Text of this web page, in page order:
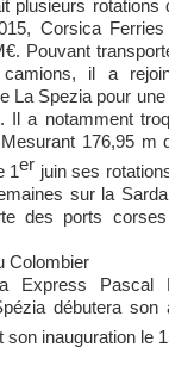
plusieurs rotations
Corsica
Pouvant
il a
La Spezia pour
Il a notamment
176,95 m
1er juin ses
sur la
des ports
Colombier
Express Pascal
débutera son
son inauguration le